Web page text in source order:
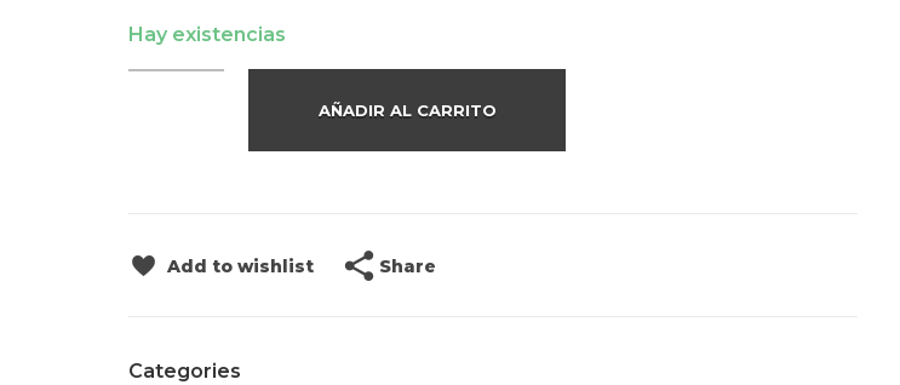
Hay existencias
AÑADIR AL CARRITO
Add to wishlist Share
Categories